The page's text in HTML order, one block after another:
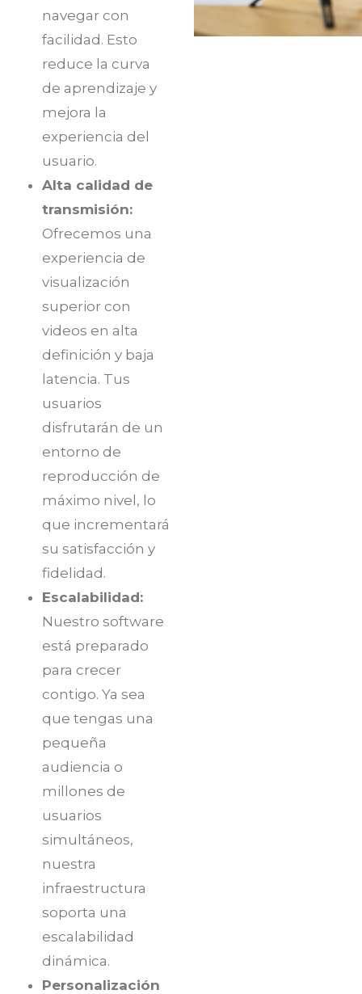
navegar con
facilidad. Esto
reduce la curva
de aprendizaje y
mejora la
experiencia del
usuario.
Alta calidad de
transmisión:
Ofrecemos una
experiencia de
visualización
superior con
videos en alta
definición y baja
latencia. Tus
usuarios
disfrutarán de un
entorno de
reproducción de
máximo nivel, lo
que incrementará
su satisfacción y
fidelidad.
Escalabilidad:
Nuestro software
está preparado
para crecer
contigo. Ya sea
que tengas una
pequeña
audiencia o
millones de
usuarios
simultáneos,
nuestra
infraestructura
soporta una
escalabilidad
dinámica.
Personalización